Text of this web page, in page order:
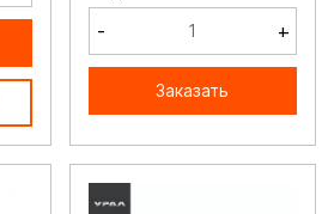
- +
Заказать